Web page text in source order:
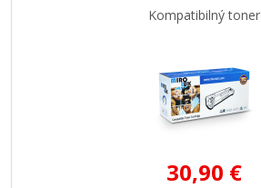
Kompatibilný toner
30,90 €